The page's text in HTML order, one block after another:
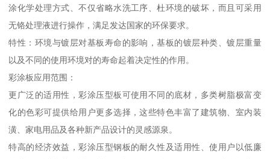
涂化学处理方式、不仅省略水洗工序、杜环境的破坏，而且可采用
无铬处理液进行操作，满足发达国家的环保要求。
特性：环境与镀层对基板寿命的影响，基板的镀层种类、镀层重量
以及不同的使用环境对的寿命起着决定性的作用。
彩涂板应用范围：
更广泛的适用性，彩涂压型板可使用不同的底材，多类树脂极富变
化的色彩可提供给用户更多选择，这些特色丰富了建筑物、室内装
潢、家电用品及各种新产品设计的灵感源泉。
特高的经济效益，彩涂压型钢板的耐久性及适用性、使用户以低廉